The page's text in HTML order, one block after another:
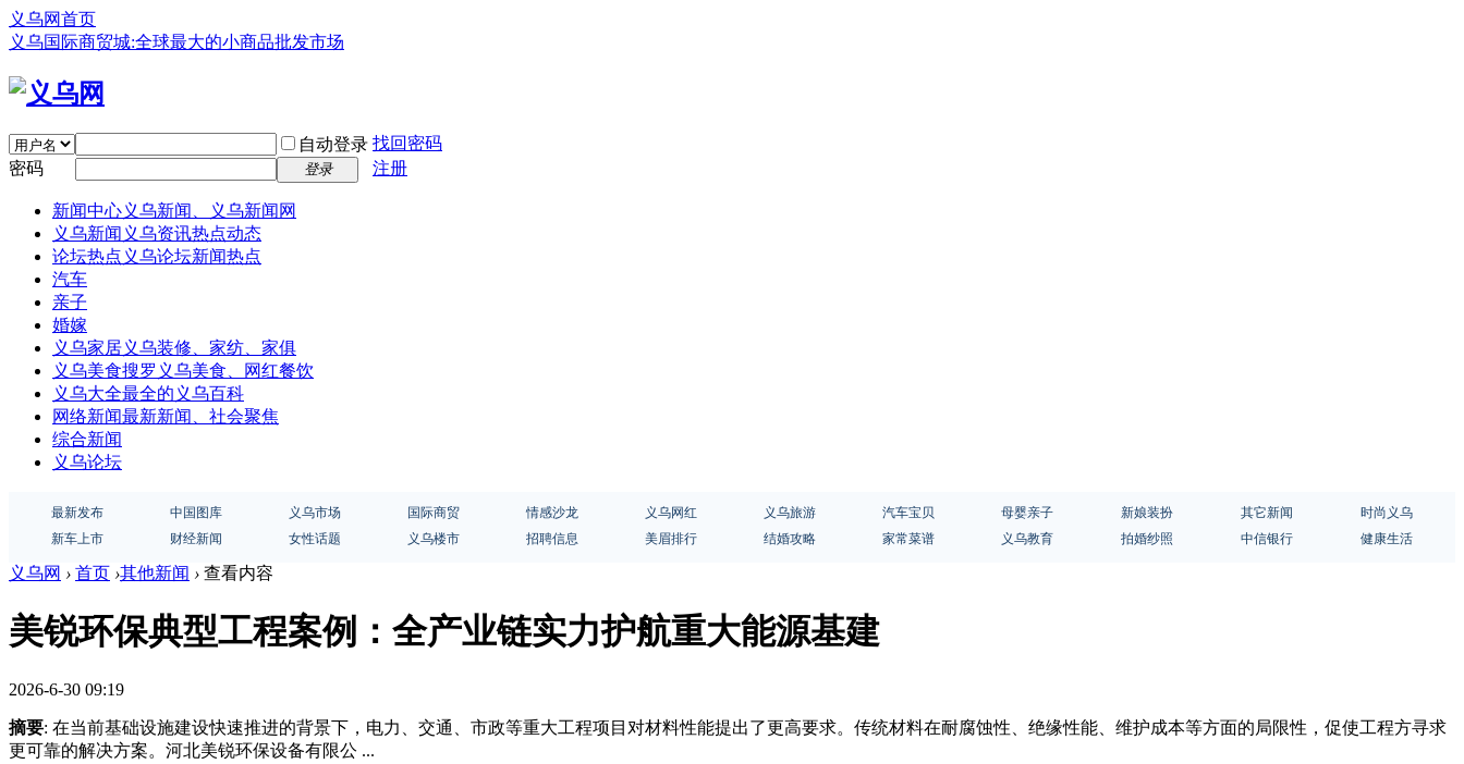
义乌网首页
义乌国际商贸城:全球最大的小商品批发市场
自动登录 找回密码
密码
登录 注册
新闻中心义乌新闻、义乌新闻网
义乌新闻 义乌资讯热点动态
论坛热点 义乌论坛新闻热点
汽车
亲子
婚嫁
义乌家居义乌装修、家纺、家俱
义乌美食搜罗义乌美食、网红餐饮
义乌大全最全的义乌百科
网络新闻最新新闻、社会聚焦
综合新闻
义乌论坛
最新发布 中国图库 义乌市场 国际商贸 情感沙龙 义乌网红 义乌旅游 汽车宝贝 母婴亲子 新娘装扮 其它新闻
时尚义乌
新车上市
财经新闻 女性话题 义乌楼市 招聘信息 美眉排行 结婚攻略 家常菜谱 义乌教育 拍婚纱照 中信银行 健康生活
义乌网 › 首页 ›其他新闻 › 查看内容
美锐环保典型工程案例：全产业链实力护航重大能源基建
2026-6-30 09:19
摘要: 在当前基础设施建设快速推进的背景下，电力、交通、市政等重大工程项目对材料性能提出了更高要求。传统材料在耐腐蚀性、绝缘性能、维护成本等方面的局限性，促使工程方寻求
更可靠的解决方案。河北美锐环保设备有限公 ...